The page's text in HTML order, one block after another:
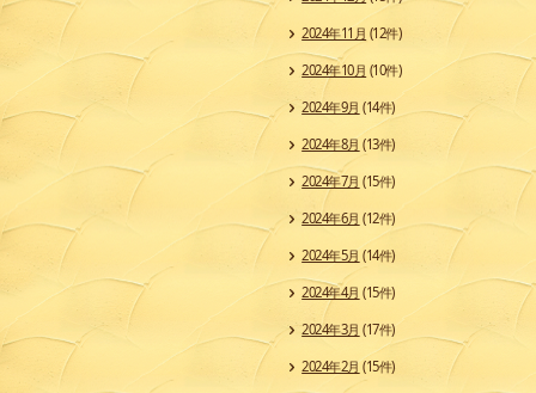
2024年11月 (12件)
2024年10月 (10件)
2024年9月 (14件)
2024年8月 (13件)
2024年7月 (15件)
2024年6月 (12件)
2024年5月 (14件)
2024年4月 (15件)
2024年3月 (17件)
2024年2月(15件)